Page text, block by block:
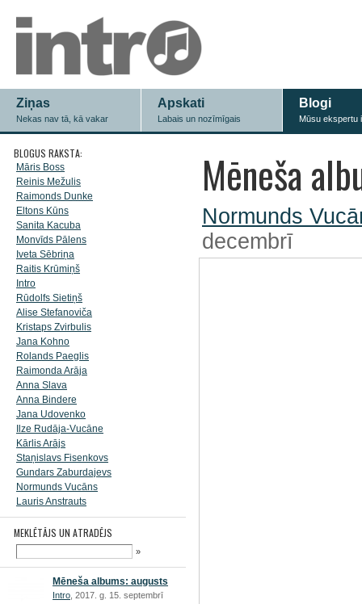
Ziņas
Nekas nav tā, kā vakar
Apskati
Labais un nozīmīgais
Blogi
Mūsu ekspertu
BLOGUS RAKSTA:
Māris Boss
Reinis Mežulis
Raimonds Dunke
Eltons Kūns
Sanita Kacuba
Monvīds Pālens
Iveta Sēbriņa
Raitis Krūmiņš
Intro
Rūdolfs Sietiņš
Alise Stefanoviča
Kristaps Zvirbulis
Jana Kohno
Rolands Paeglis
Raimonda Arāja
Anna Slava
Anna Bindere
Jana Udovenko
Ilze Rudāja-Vucāne
Kārlis Arājs
Staņislavs Fisenkovs
Gundars Zaburdajevs
Normunds Vucāns
Lauris Anstrauts
MEKLĒTĀJS UN ATRADĒJS
»
Mēneša albums: augusts
Intro , 2017. g. 15. septembrī
Mēneša
Normunds
decembrī